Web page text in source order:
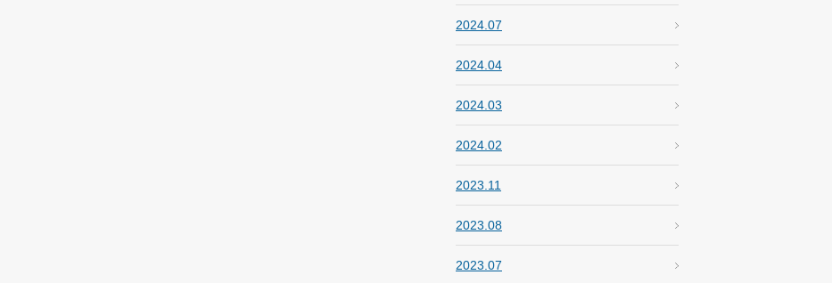
2024.07
2024.04
2024.03
2024.02
2023.11
2023.08
2023.07